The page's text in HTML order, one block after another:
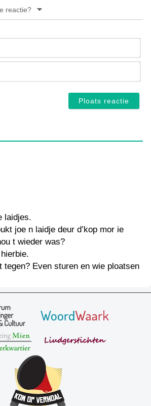
reactie?
E-
laidjes.
joe n laidje deur d’kop mor ie
t wieder was?
tegen? Even sturen en wie ploatsen